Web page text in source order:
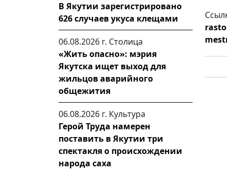
В Якутии зарегистрировано
626 случаев укуса клещами
06.08.2026 г. Столица
«Жить опасно»: мэрия
Якутска ищет выход для
жильцов аварийного
общежития
06.08.2026 г. Культура
Герой Труда намерен
поставить в Якутии три
спектакля о происхождении
народа саха